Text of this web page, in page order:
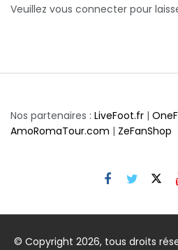
Veuillez vous connecter pour
Nos partenaires : LiveFoot.fr |
AmoRomaTour.com | ZeFanShop
© Copyright 2026, tous droits